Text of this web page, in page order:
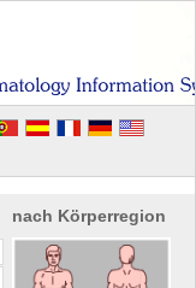
nach Körperregion